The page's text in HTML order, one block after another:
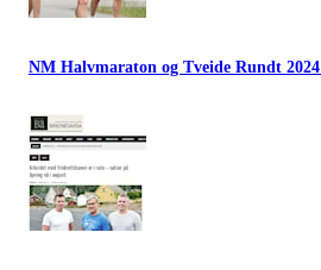
NM Halvmaraton og Tveide Rundt 2024